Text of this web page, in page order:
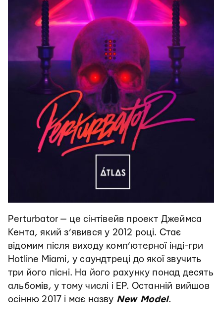
Perturbator — це сінтівейв проект Джеймса
Кента, який з’явився у 2012 році. Стає
відомим після виходу комп’ютерної інді-гри
Hotline Miami, у саундтреці до якої звучить
три його пісні. На його рахунку понад десять
альбомів, у тому числі і EP. Останній вийшов
осінню 2017 і має назву New Model.